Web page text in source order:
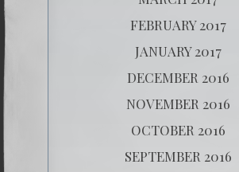
FEBRUARY 2017
JANUARY 2017
DECEMBER 2016
NOVEMBER 2016
OCTOBER 2016
SEPTEMBER 2016